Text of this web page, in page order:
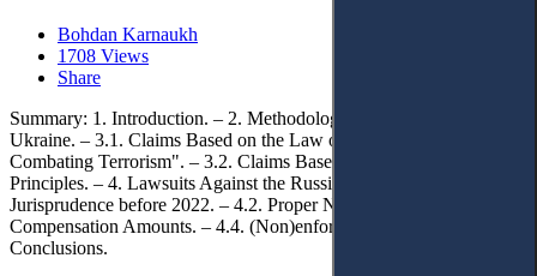
Bohdan Karnaukh
1708 Views
Share
Summary: 1. Introduction. – 2. Methodology. – 3. Lawsuits against
Ukraine. – 3.1. Claims Based on the Law of Ukraine "On
Combating Terrorism". – 3.2. Claims Based on General Tort Law
Principles. – 4. Lawsuits Against the Russian Federation. – 4.1.
Jurisprudence before 2022. – 4.2. Proper Notification. – 4.3.
Compensation Amounts. – 4.4. (Non)enforcement. – 5.
Conclusions.